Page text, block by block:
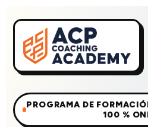
PROGRAMA DE
100 %